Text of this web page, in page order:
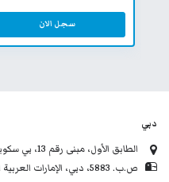
سجل الان
دبي
الطابق الأول، مبنى رقم 13، بي سكوير، الخليج التجاري
ص.ب. 5883، دبي، الإمارات العربية المتحدة